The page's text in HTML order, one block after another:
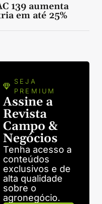
139 aumenta
em até 25%
SEJA
PREMIUM
Assine a
Revista
Campo &
Negócios
Tenha acesso a
conteúdos
exclusivos e de
alta qualidade
sobre o
agronegócio.